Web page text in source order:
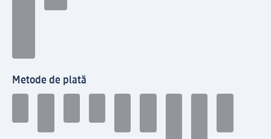
Metode de plată